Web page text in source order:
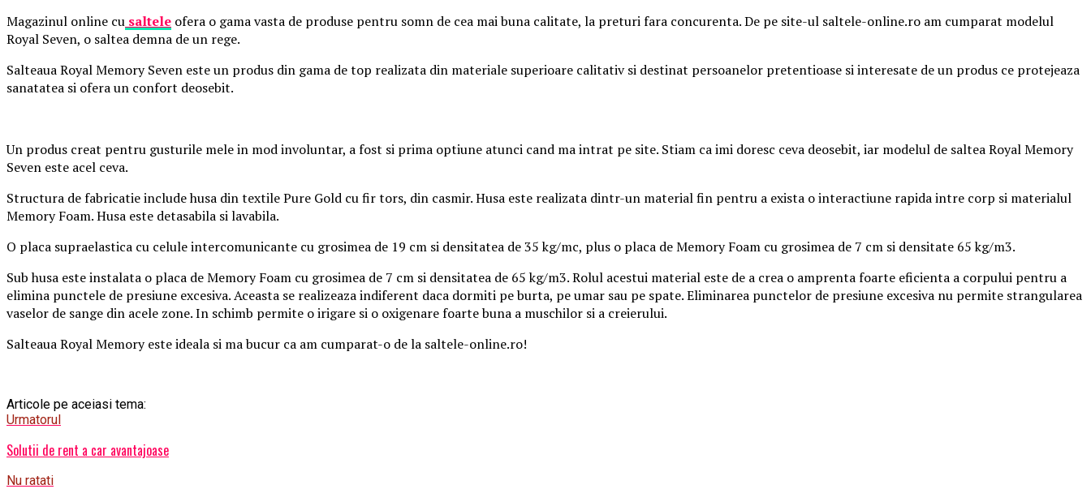
Magazinul online cu saltele ofera o gama vasta de produse pentru somn de cea mai buna calitate, la preturi fara concurenta. De pe site-ul saltele-online.ro am cumparat modelul
Royal Seven, o saltea demna de un rege.
Salteaua Royal Memory Seven este un produs din gama de top realizata din materiale superioare calitativ si destinat persoanelor pretentioase si interesate de un produs ce protejeaza
sanatatea si ofera un confort deosebit.
Un produs creat pentru gusturile mele in mod involuntar, a fost si prima optiune atunci cand ma intrat pe site. Stiam ca imi doresc ceva deosebit, iar modelul de saltea Royal Memory
Seven este acel ceva.
Structura de fabricatie include husa din textile Pure Gold cu fir tors, din casmir. Husa este realizata dintr-un material fin pentru a exista o interactiune rapida intre corp si materialul
Memory Foam. Husa este detasabila si lavabila.
O placa supraelastica cu celule intercomunicante cu grosimea de 19 cm si densitatea de 35 kg/mc, plus o placa de Memory Foam cu grosimea de 7 cm si densitate 65 kg/m3.
Sub husa este instalata o placa de Memory Foam cu grosimea de 7 cm si densitatea de 65 kg/m3. Rolul acestui material este de a crea o amprenta foarte eficienta a corpului pentru a
elimina punctele de presiune excesiva. Aceasta se realizeaza indiferent daca dormiti pe burta, pe umar sau pe spate. Eliminarea punctelor de presiune excesiva nu permite strangularea
vaselor de sange din acele zone. In schimb permite o irigare si o oxigenare foarte buna a muschilor si a creierului.
Salteaua Royal Memory este ideala si ma bucur ca am cumparat-o de la saltele-online.ro!
Articole pe aceiasi tema:
Urmatorul
Solutii de rent a car avantajoase
Nu ratati